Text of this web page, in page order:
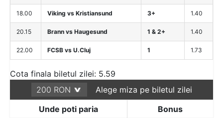
18.00 Viking vs Kristiansund 3+ 1.40
20.15 Brann vs Haugesund 1 & 2+ 1.40
22.00 FCSB vs U.Cluj 1 1.73
Cota finala biletul zilei: 5.59
Alege miza pe biletul zilei
Unde poti paria
Bonus